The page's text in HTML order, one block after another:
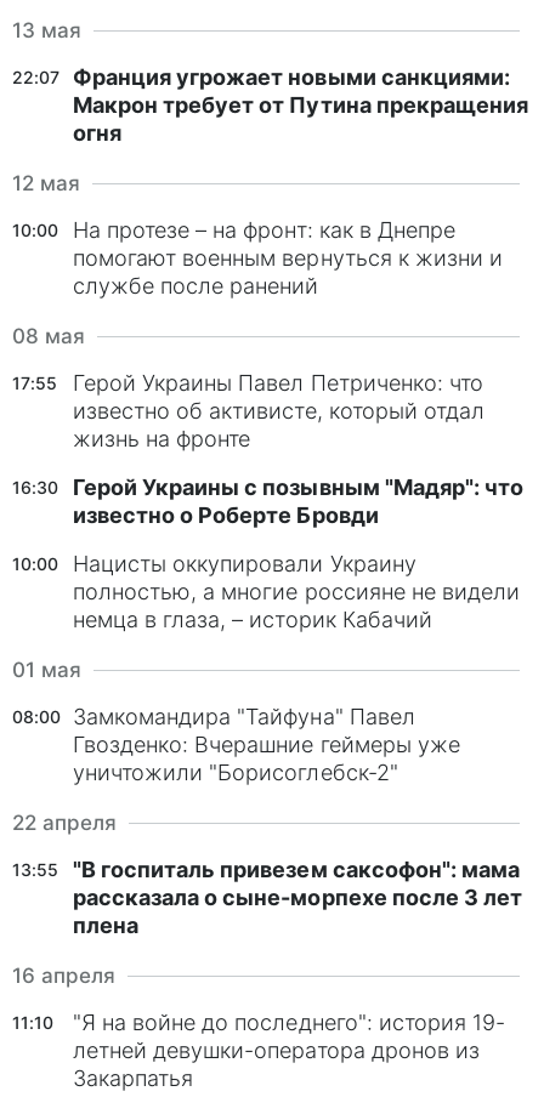
13 мая
22:07
Франция угрожает новыми санкциями:
Макрон требует от Путина прекращения
огня
12 мая
10:00
На протезе – на фронт: как в Днепре
помогают военным вернуться к жизни и
службе после ранений
08 мая
17:55
Герой Украины Павел Петриченко: что
известно об активисте, который отдал
жизнь на фронте
16:30
Герой Украины с позывным "Мадяр": что
известно о Роберте Бровди
10:00
Нацисты оккупировали Украину
полностью, а многие россияне не видели
немца в глаза, – историк Кабачий
01 мая
08:00
Замкомандира "Тайфуна" Павел
Гвозденко: Вчерашние геймеры уже
уничтожили "Борисоглебск-2"
22 апреля
13:55
"В госпиталь привезем саксофон": мама
рассказала о сыне-морпехе после 3 лет
плена
16 апреля
11:10
"Я на войне до последнего": история 19-
летней девушки-оператора дронов из
Закарпатья